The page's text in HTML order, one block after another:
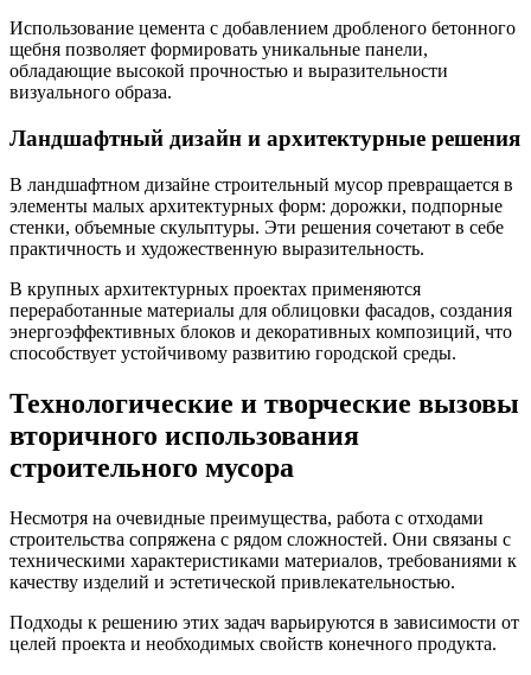
Использование цемента с добавлением дробленого бетонного
щебня позволяет формировать уникальные панели,
обладающие высокой прочностью и выразительности
визуального образа.
Ландшафтный дизайн и архитектурные решения
В ландшафтном дизайне строительный мусор превращается в
элементы малых архитектурных форм: дорожки, подпорные
стенки, объемные скульптуры. Эти решения сочетают в себе
практичность и художественную выразительность.
В крупных архитектурных проектах применяются
переработанные материалы для облицовки фасадов, создания
энергоэффективных блоков и декоративных композиций, что
способствует устойчивому развитию городской среды.
Технологические и творческие вызовы
вторичного использования
строительного мусора
Несмотря на очевидные преимущества, работа с отходами
строительства сопряжена с рядом сложностей. Они связаны с
техническими характеристиками материалов, требованиями к
качеству изделий и эстетической привлекательностью.
Подходы к решению этих задач варьируются в зависимости от
целей проекта и необходимых свойств конечного продукта.